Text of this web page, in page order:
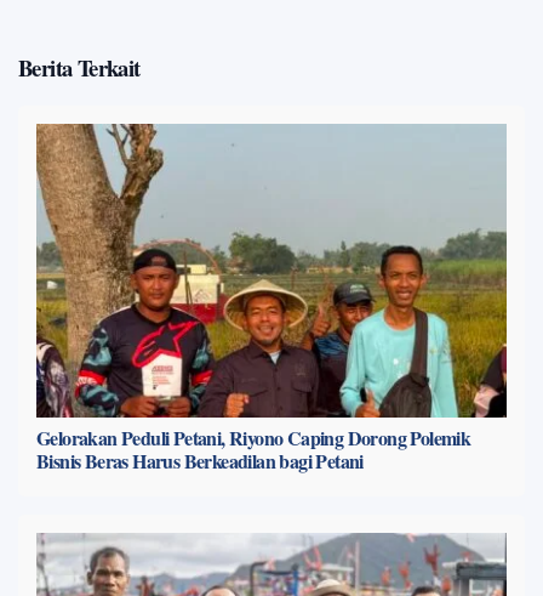
Berita Terkait
Gelorakan Peduli Petani, Riyono Caping Dorong Polemik
Bisnis Beras Harus Berkeadilan bagi Petani